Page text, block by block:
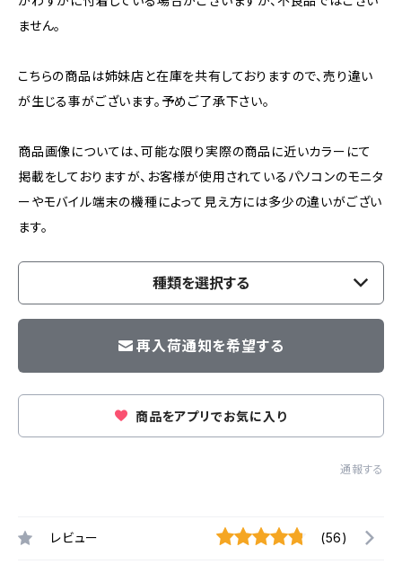
ません。
こちらの商品は姉妹店と在庫を共有しておりますので、売り違い
が生じる事がございます。予めご了承下さい。
商品画像については、可能な限り実際の商品に近いカラーにて
掲載をしておりますが、お客様が使用されているパソコンのモニタ
ーやモバイル端末の機種によって見え方には多少の違いがござい
ます。
種類を選択する
再入荷通知を希望する
商品をアプリでお気に入り
通報する
レビュー (56)